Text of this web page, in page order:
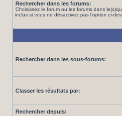
Rechercher dans les forums:
Choisissez le forum ou les forums dans
inclus si vous ne désactivez pas l’option ci-
Rechercher dans les sous-forums:
Classer les résultats par:
Rechercher depuis: